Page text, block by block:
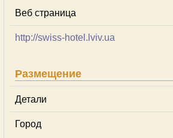
Веб страница
http://swiss-hotel.lviv.ua
Размещение
Детали
Город